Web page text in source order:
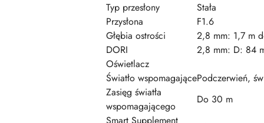
Typ przesłony
Stała
Przysłona
F1.6
Głębia ostrości
2,8 mm: 1,7 m
DORI
2,8 mm: D: 84
Oświetlacz
Światło wspomagającePodczerwień,
Zasięg światła
wspomagającego
Do 30 m
Smart Supplement